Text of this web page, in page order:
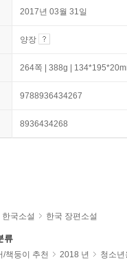
2017년 03월 31일
양장
264쪽 | 388g |
9788936434267
8936434268
한국소설 한국 장편소설
류
/책둥이 추천 2018 년
청소